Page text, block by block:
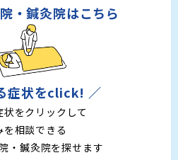
・鍼灸院はこちら
症状をclick! ／
をクリックして
を相談できる
・鍼灸院を探せます